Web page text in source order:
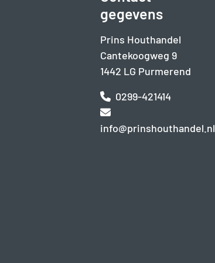
gegevens
Prins Houthandel
Cantekoogweg 9
1442 LG Purmerend
0299-421414
info@prinshouthandel.nl